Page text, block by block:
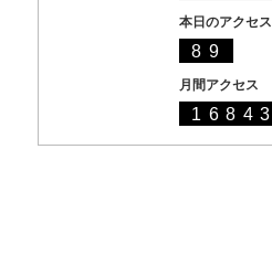
本日のアクセス
89
月間アクセス
16843